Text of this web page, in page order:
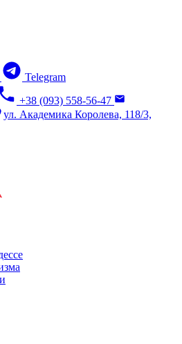
Telegram
+38 (093) 558-56-47
ул. Академика Королева, 118/3,